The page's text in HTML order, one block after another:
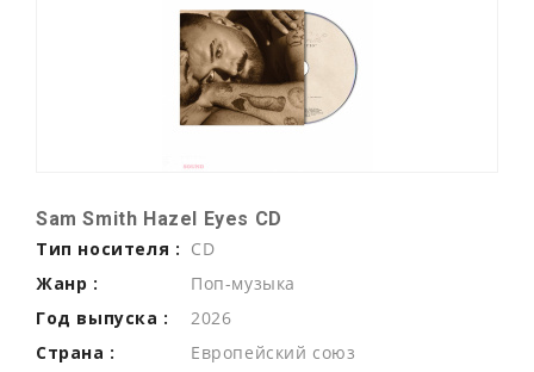
Sam Smith Hazel Eyes CD
Тип носителя : CD
Жанр :
Поп-музыка
Год выпуска :
2026
Страна :
Европейский союз